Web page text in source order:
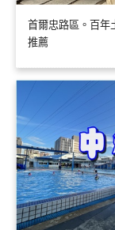
首爾忠路區。百年
推薦